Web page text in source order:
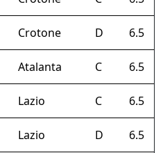
Crotone D 6.5
Atalanta C 6.5
Lazio C 6.5
Lazio D 6.5